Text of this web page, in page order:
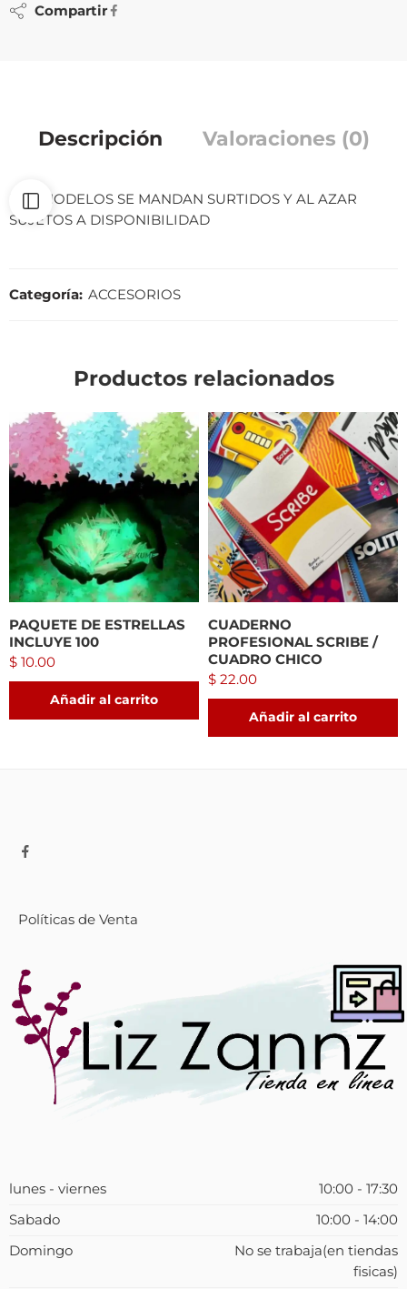
Compartir
Descripción Valoraciones (0)
LOS MODELOS SE MANDAN SURTIDOS Y AL AZAR
SUJETOS A DISPONIBILIDAD
Categoría: ACCESORIOS
Productos relacionados
PAQUETE DE ESTRELLAS
INCLUYE 100
$ 10.00
Añadir al carrito
CUADERNO
PROFESIONAL SCRIBE /
CUADRO CHICO
$ 22.00
Añadir al carrito
Políticas de Venta
lunes - viernes
10:00 - 17:30
Sabado
10:00 - 14:00
Domingo
No se trabaja(en tiendas
fisicas)